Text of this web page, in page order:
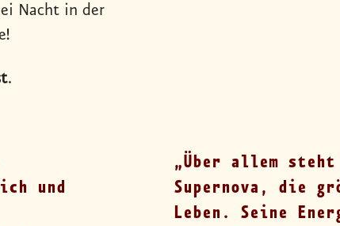
Nacht in der
.
und
Über allem
Supernova, die
Leben. Seine